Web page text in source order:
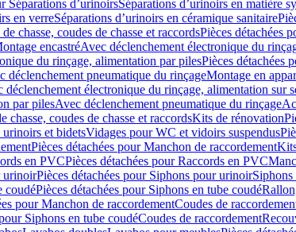
Séparations d’urinoirsSéparations d’urinoirs en matière
en verreSéparations d’urinoirs en céramique sanitaire
chasse, coudes de chasse et raccordsPièces détachées
encastréAvec déclenchement électronique du
du rinçage, alimentation par pilesPièces détachées
déclenchement pneumatique du rinçageMontage en
déclenchement électronique du rinçage, alimentation sur
par pilesAvec déclenchement pneumatique du rinçage
chasse, coudes de chasse et raccordsKits de rénovation
et bidetsVidages pour WC et vidoirs suspendus
Pièces détachées pour Manchon de raccordement
en PVCPièces détachées pour Raccords en PVC
urinoirPièces détachées pour Siphons pour urinoirSiphons
coudéPièces détachées pour Siphons en tube coudé
pour Manchon de raccordementCoudes de
Siphons en tube coudéCoudes de raccordement